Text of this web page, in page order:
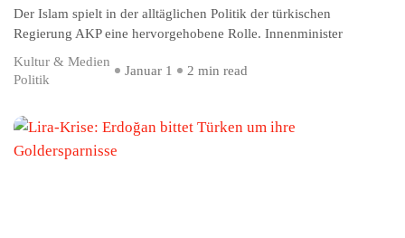
Der Islam spielt in der alltäglichen Politik der türkischen
Regierung AKP eine hervorgehobene Rolle. Innenminister
Kultur & Medien
Politik
Januar 1 2 min read